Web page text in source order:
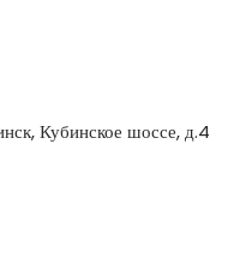
Кубинское шоссе, д.4